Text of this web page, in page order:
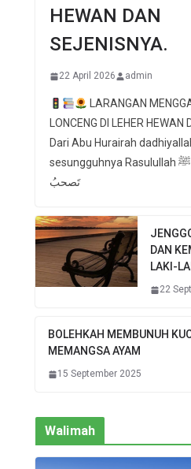
HEWAN DAN
SEJENISNYA.
22 April 2026 admin
LARANGAN
LONCENG DI LEHER HEWAN
Dari Abu Hurairah
sesungguhnya Rasulullah ﷺ bersabda: لا
تَصحبُ
DAN
LAKI-
22
BOLEHKAH MEMBUNUH
MEMANGSA AYAM
15 September 2025
Walimah